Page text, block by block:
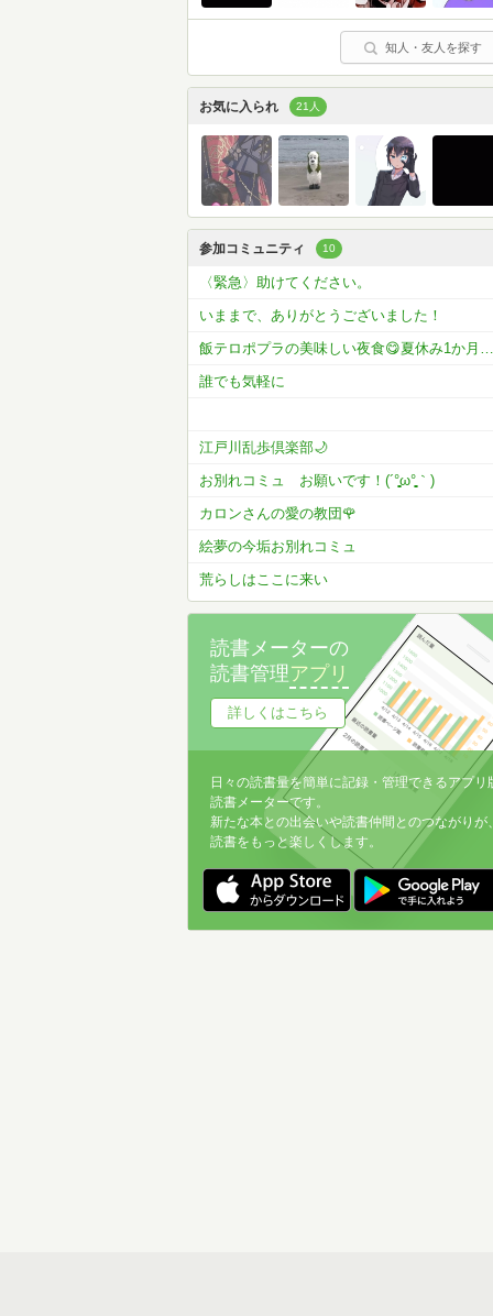
知人・友人を探す
お気に入られ 21人
参加コミュニティ 10
〈緊急〉助けてください。
いままで、ありがとうございました！
飯テロポプラの美味しい夜食😋夏休み1か月コメラン開催中！✨
誰でも気軽に
江戸川乱歩倶楽部🌙
お別れコミュ お願いです！(´°̥̥̥̥̥̥̥̥ω°̥̥̥̥̥̥̥̥｀)
カロンさんの愛の教団🌹
絵夢の今垢お別れコミュ
荒らしはここに来い
読書メーターの
読書管理アプリ
詳しくはこちら
日々の読書量を簡単に記録・管理できるアプリ
読書メーターです。
新たな本との出会いや読書仲間とのつながりが、
読書をもっと楽しくします。